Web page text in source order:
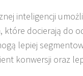
inteligencji
które docierają do
lepiej
konwersji oraz